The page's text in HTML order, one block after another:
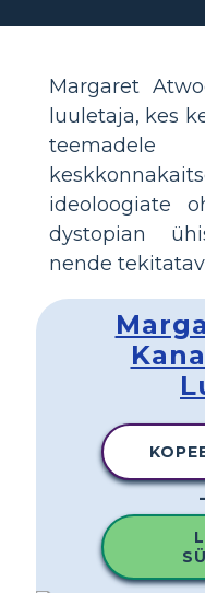
Margaret
luuletaja, kes
ideoloogiate
dystopian
nende